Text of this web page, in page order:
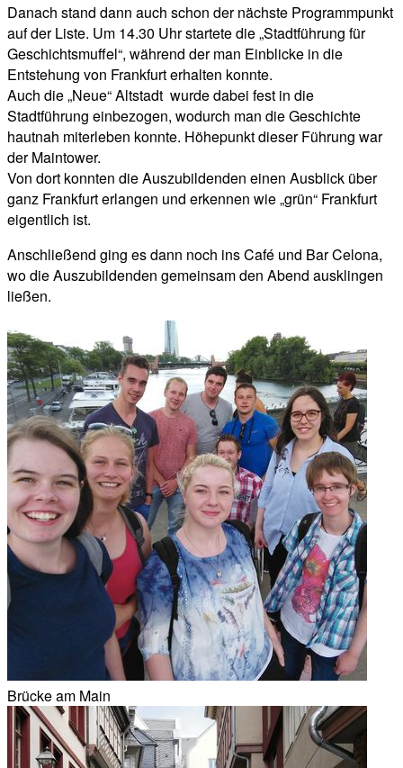
Danach stand dann auch schon der nächste Programmpunkt
auf der Liste. Um 14.30 Uhr startete die „Stadtführung für
Geschichtsmuffel“, während der man Einblicke in die
Entstehung von Frankfurt erhalten konnte.
Auch die „Neue“ Altstadt wurde dabei fest in die
Stadtführung einbezogen, wodurch man die Geschichte
hautnah miterleben konnte. Höhepunkt dieser Führung war
der Maintower.
Von dort konnten die Auszubildenden einen Ausblick über
ganz Frankfurt erlangen und erkennen wie „grün“ Frankfurt
eigentlich ist.
Anschließend ging es dann noch ins Café und Bar Celona,
wo die Auszubildenden gemeinsam den Abend ausklingen
ließen.
Brücke am Main